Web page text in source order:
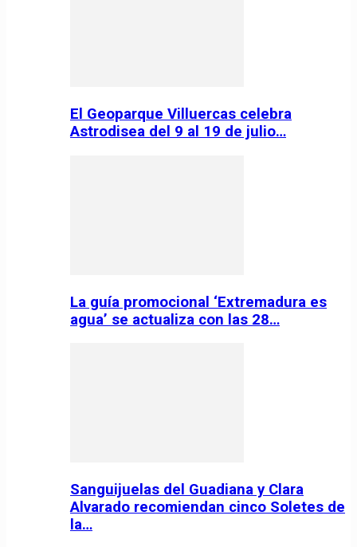
El Geoparque Villuercas celebra
Astrodisea del 9 al 19 de julio…
La guía promocional ‘Extremadura es
agua’ se actualiza con las 28…
Sanguijuelas del Guadiana y Clara
Alvarado recomiendan cinco Soletes de
la…